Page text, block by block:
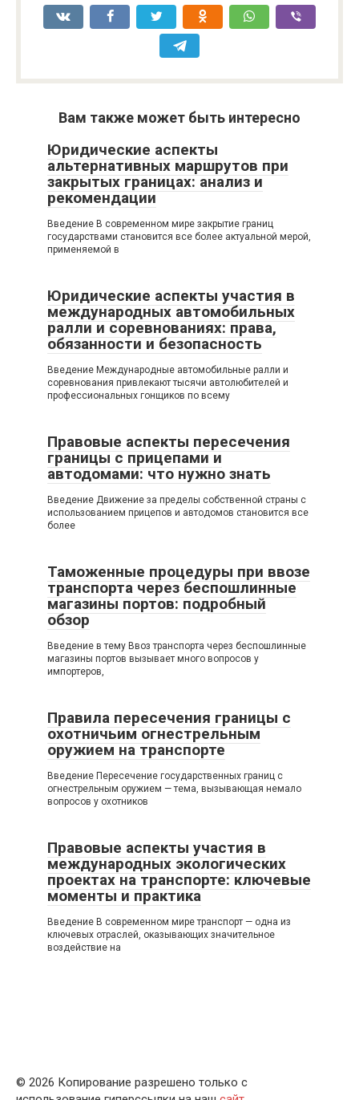
Вам также может быть интересно
Юридические аспекты
альтернативных маршрутов при
закрытых границах: анализ и
рекомендации
Введение В современном мире закрытие границ
государствами становится все более актуальной мерой,
применяемой в
Юридические аспекты участия в
международных автомобильных
ралли и соревнованиях: права,
обязанности и безопасность
Введение Международные автомобильные ралли и
соревнования привлекают тысячи автолюбителей и
профессиональных гонщиков по всему
Правовые аспекты пересечения
границы с прицепами и
автодомами: что нужно знать
Введение Движение за пределы собственной страны с
использованием прицепов и автодомов становится все
более
Таможенные процедуры при ввозе
транспорта через беспошлинные
магазины портов: подробный
обзор
Введение в тему Ввоз транспорта через беспошлинные
магазины портов вызывает много вопросов у
импортеров,
Правила пересечения границы с
охотничьим огнестрельным
оружием на транспорте
Введение Пересечение государственных границ с
огнестрельным оружием — тема, вызывающая немало
вопросов у охотников
Правовые аспекты участия в
международных экологических
проектах на транспорте: ключевые
моменты и практика
Введение В современном мире транспорт — одна из
ключевых отраслей, оказывающих значительное
воздействие на
© 2026 Копирование разрешено только с